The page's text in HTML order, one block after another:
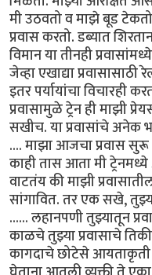
मी उठवतो व माझे बूड
प्रवास करतो. डब्यात
विमान या तीनही
जेव्हा एखाद्या
इतर पर्यायांचा विचारही
प्रवासामुळे ट्रेन ही माझी
सखीच. या प्रवासांचे अनेक
.... माझा आजचा प्रवास
काही तास आता मी
वाटतंय की माझी
सांगावित. तर एक सखे,
...... लहानपणी तुझ्यातून
काळचे तुझ्या प्रवासाचे
कागदाचे छोटेसे